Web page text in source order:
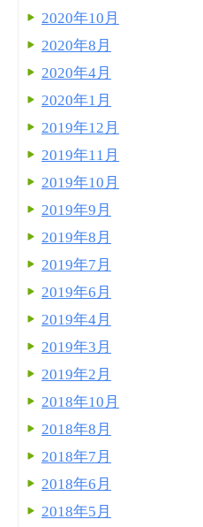
2020年10月
2020年8月
2020年4月
2020年1月
2019年12月
2019年11月
2019年10月
2019年9月
2019年8月
2019年7月
2019年6月
2019年4月
2019年3月
2019年2月
2018年10月
2018年8月
2018年7月
2018年6月
2018年5月